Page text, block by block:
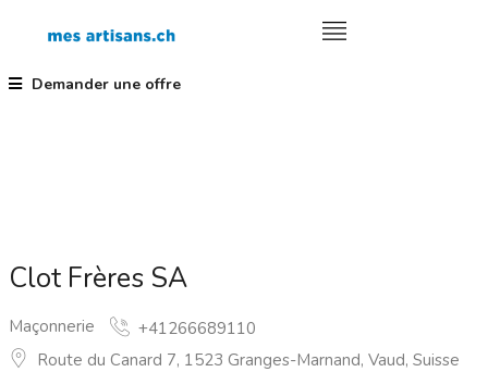
Demander une offre
Clot Frères SA
Maçonnerie
+41266689110
Route du Canard 7, 1523 Granges-Marnand, Vaud, Suisse